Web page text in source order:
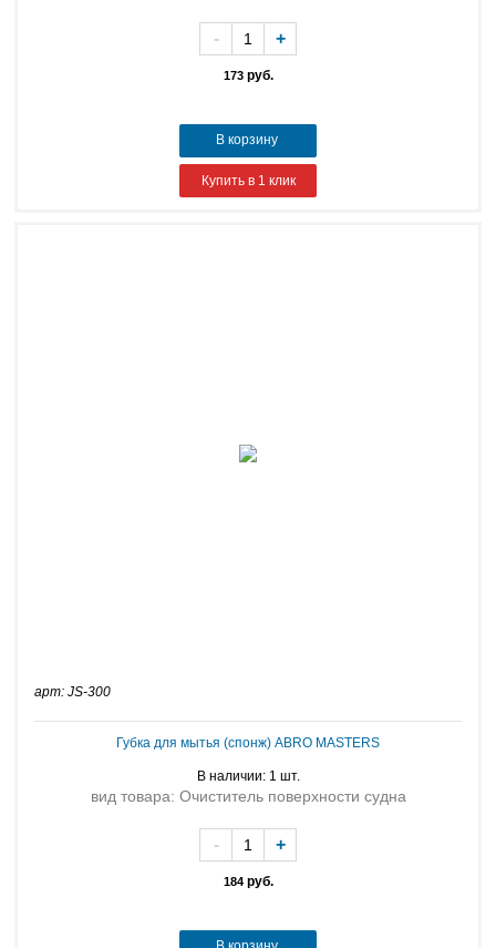
173руб.
- +
В корзину
Купить в 1 клик
арт: JS-300
Губка для мытья (спонж) ABRO MASTERS
В наличии: 1 шт.
вид товара: Очиститель поверхности судна
184руб.
- +